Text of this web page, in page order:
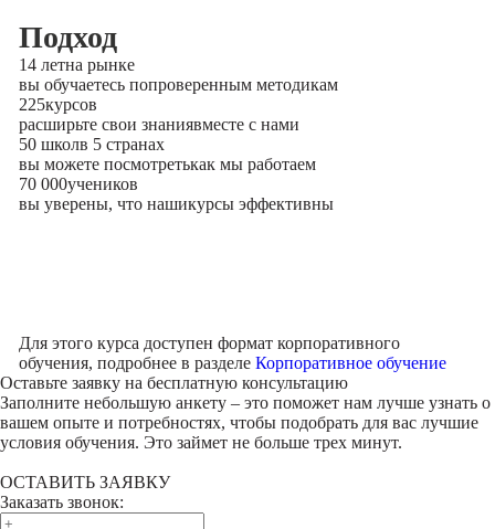
Подход
14 летна рынке
вы обучаетесь попроверенным методикам
225курсов
расширьте свои знаниявместе с нами
50 школв 5 странах
вы можете посмотретькак мы работаем
70 000учеников
вы уверены, что нашикурсы эффективны
Для этого курса доступен формат корпоративного
обучения, подробнее в разделе Корпоративное обучение
Оставьте заявку на бесплатную консультацию
Заполните небольшую анкету – это поможет нам лучше узнать о
вашем опыте и потребностях, чтобы подобрать для вас лучшие
условия обучения. Это займет не больше трех минут.
ОСТАВИТЬ ЗАЯВКУ
Заказать звонок: